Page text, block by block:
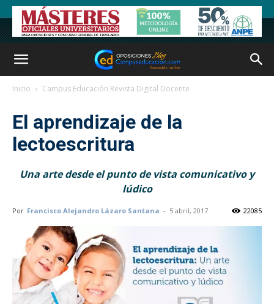
Inicio Campus Educación Revista Digital Docente
El aprendizaje de la
lectoescritura
Una arte desde el punto de vista comunicativo y
lúdico
Por Francisco Alejandro Lázaro Santana - 5 abril, 2017 22085